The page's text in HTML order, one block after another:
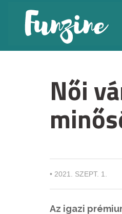
Női
• 2021. SZEPT. 1.
Az igazi